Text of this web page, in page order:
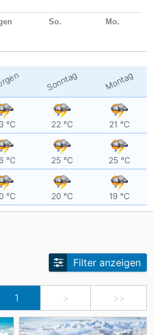
Sonntag Montag
°C 22 °C 21 °C
°C 25 °C 25 °C
°C 20 °C 19 °C
So. Mo.
1 > >>
Filter anzeigen